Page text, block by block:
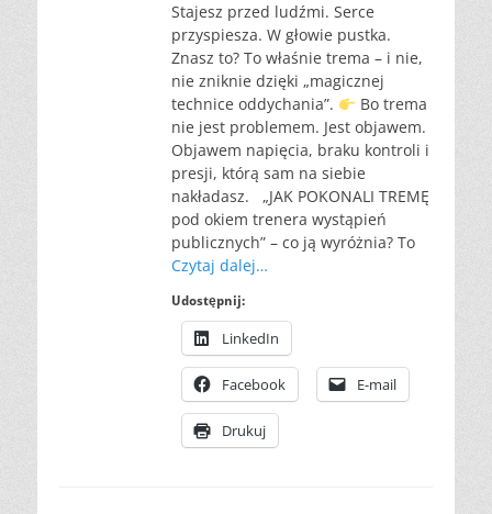
Stajesz przed ludźmi. Serce
przyspiesza. W głowie pustka.
Znasz to? To właśnie trema – i nie,
nie zniknie dzięki „magicznej
technice oddychania”.
Bo trema
nie jest problemem. Jest objawem.
Objawem napięcia, braku kontroli i
presji, którą sam na siebie
nakładasz. „JAK POKONALI TREMĘ
pod okiem trenera wystąpień
publicznych” – co ją wyróżnia? To
Czytaj dalej…
Udostępnij:
LinkedIn
Facebook E-mail
Drukuj